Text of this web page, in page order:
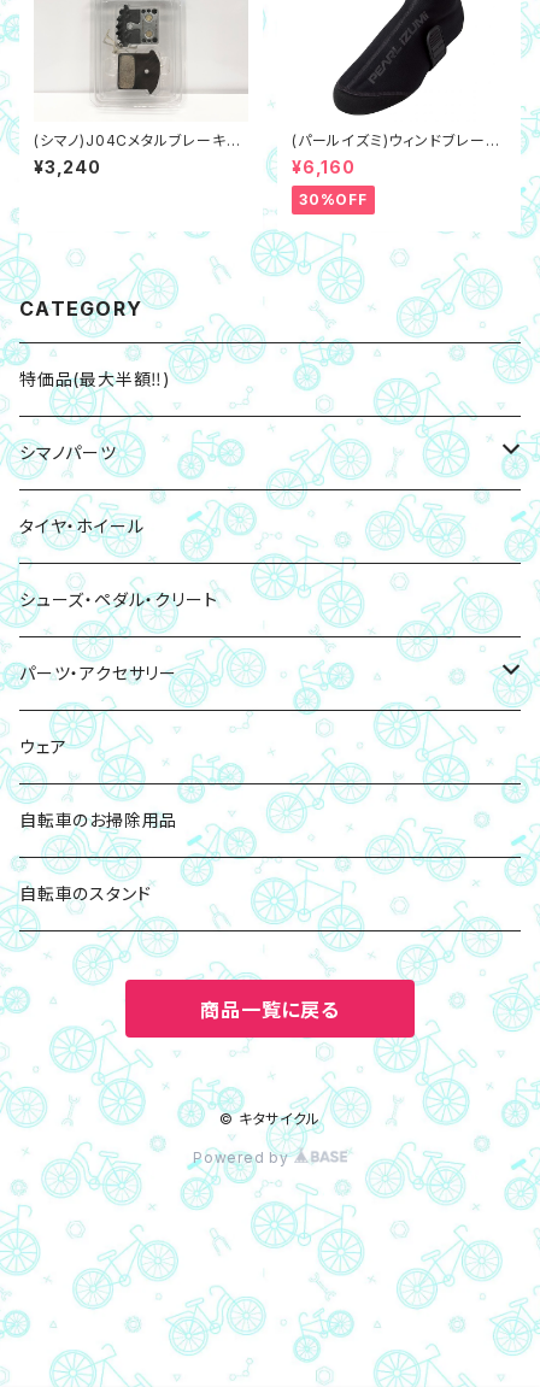
(シマノ)J04Cメタルブレーキパ
ッド,フィン付き（ネコポス対象商
品）箱有り
¥3,240
(パールイズミ)ウィンドブレーク
ウィンターMTBシューズカバー
7195（Mサイズ/24～25.5cm
相当）
¥6,160
30%OFF
CATEGORY
特価品(最大半額‼)
シマノパーツ
ブレーキパッド・ローター
ペダル・クリート
チェーン
チェーンリング
タイヤ・ホイール
シューズ・ペダル・クリート
パーツ・アクセサリー
ボトル・ボトルケージ
バッグ・サドルバッグ
ロック(鍵)
ツール(工具)・ポンプ
ライト・サイクルコンピューター関連
ウェア
自転車のお掃除用品
自転車のスタンド
商品一覧に戻る
© キタサイクル
Powered by